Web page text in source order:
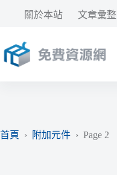
要
內
關於本站 文章彙整
首頁 › 附加元件 › Page 2